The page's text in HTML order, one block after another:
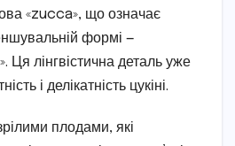
«zucca», що означає
формі —
Ця лінгвістична деталь уже
і делікатність цукіні.
плодами, які